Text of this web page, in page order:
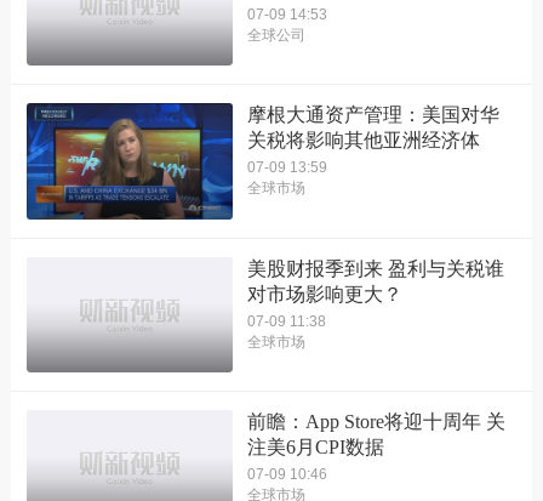
07-09 14:53
全球公司
摩根大通资产管理：美国对华
关税将影响其他亚洲经济体
07-09 13:59
全球市场
美股财报季到来 盈利与关税谁
对市场影响更大？
07-09 11:38
全球市场
前瞻：App Store将迎十周年 关
注美6月CPI数据
07-09 10:46
全球市场